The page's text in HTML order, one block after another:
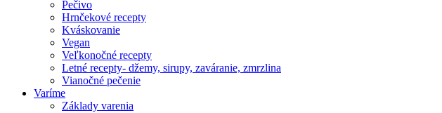
Pečivo
Hrnčekové recepty
Kváskovanie
Vegan
Veľkonočné recepty
Letné recepty- džemy, sirupy, zaváranie, zmrzlina
Vianočné pečenie
Varíme
Základy varenia